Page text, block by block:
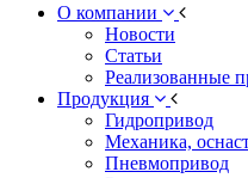
О компании
Новости
Статьи
Реализованные
Продукция
Гидропривод
Механика,
Пневмопривод